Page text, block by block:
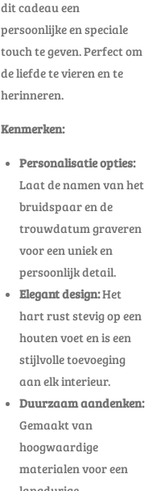
dit cadeau een
persoonlijke en speciale
touch te geven. Perfect om
de liefde te vieren en te
herinneren.
Kenmerken:
Personalisatie opties:
Laat de namen van het
bruidspaar en de
trouwdatum graveren
voor een uniek en
persoonlijk detail.
Elegant design:Het
hart rust stevig op een
houten voet en is een
stijlvolle toevoeging
aan elk interieur.
Duurzaam aandenken:
Gemaakt van
hoogwaardige
materialen voor een